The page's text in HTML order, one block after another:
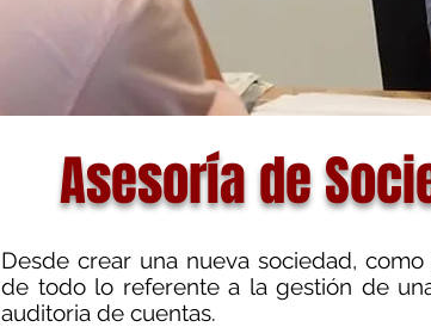
Asesoría de
Desde crear una nueva sociedad,
de todo lo referente a la gestión de
auditoria de cuentas.